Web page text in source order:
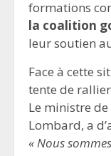
formations
la coalition
leur soutien
Face à cette
tente de
Le ministre de
Lombard, a
« Nous